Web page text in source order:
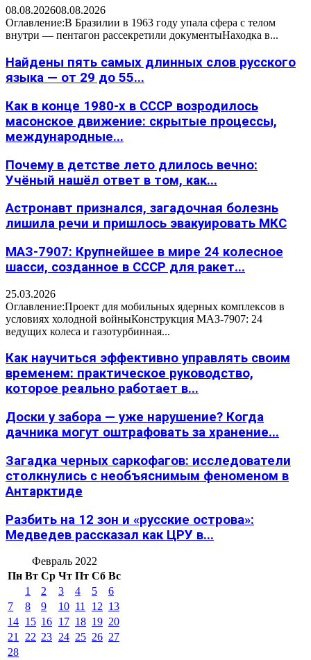
08.08.202608.08.2026
Оглавление:В Бразилии в 1963 году упала сфера с телом
внутри — пентагон рассекретили документыНаходка в...
Найдены пять самых длинных слов русского
языка — от 29 до 55...
Как в конце 1980-х в СССР возродилось
масонское движение: скрытые процессы,
международные...
Почему в детстве лето длилось вечно:
Учёный нашёл ответ в том, как...
Астронавт признался, загадочная болезнь
лишила речи и пришлось эвакуировать МКС
МАЗ-7907: Крупнейшее в мире 24 колесное
шасси, созданное в СССР для ракет...
25.03.2026
Оглавление:Проект для мобильных ядерных комплексов в
условиях холодной войныКонструкция МАЗ-7907: 24
ведущих колеса и газотурбинная...
Как научиться эффективно управлять своим
временем: практическое руководство,
которое реально работает в...
Доски у забора — уже нарушение? Когда
дачника могут оштрафовать за хранение...
Загадка черных саркофагов: исследователи
столкнулись с необъяснимым феноменом в
Антарктиде
Разбить на 12 зон и «русские острова»:
Медведев рассказал как ЦРУ в...
Февраль 2022
Пн Вт Ср Чт Пт Сб Вс
1
2 3 4 5
6
7
8 9 10 11 12 13
14 15 16 17 18 19 20
21
22 23 24 25 26 27
28